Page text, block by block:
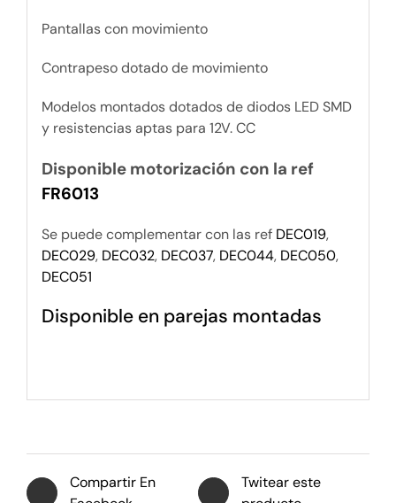
Pantallas con movimiento
Contrapeso dotado de movimiento
Modelos montados dotados de diodos LED SMD
y resistencias aptas para 12V. CC
Disponible motorización con la ref
FR6013
Se puede complementar con las ref DEC019,
DEC029, DEC032, DEC037, DEC044, DEC050,
DEC051
Disponible en parejas montadas
Compartir En
Twitear este